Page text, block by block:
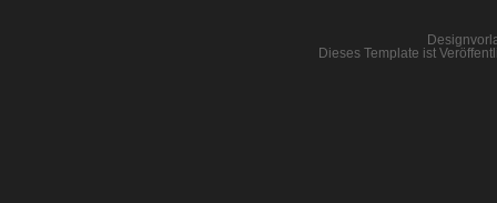
Dieses Template ist